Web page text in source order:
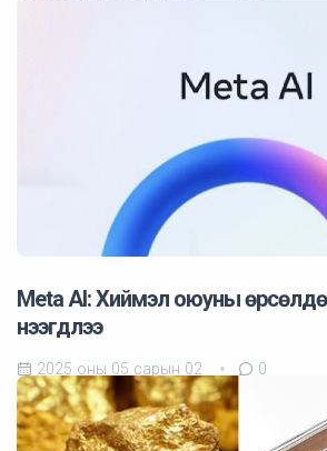
Meta AI: Хиймэл оюуны
нээгдлээ
2025 оны 05 сарын 02 0